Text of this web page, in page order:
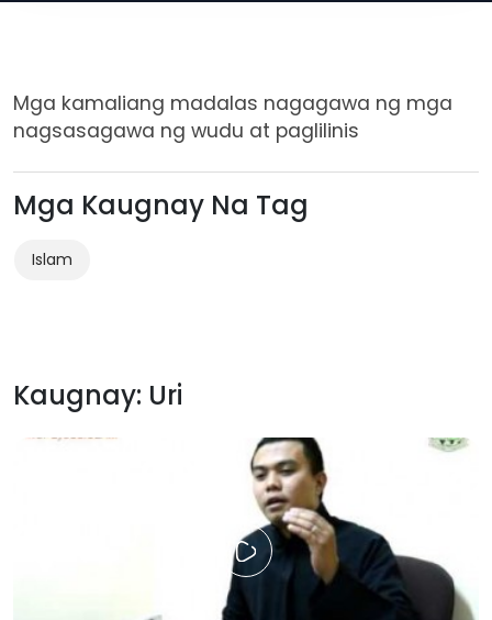
Mga kamaliang madalas nagagawa ng mga
nagsasagawa ng wudu at paglilinis
Mga Kaugnay Na Tag
Islam
Kaugnay: Uri